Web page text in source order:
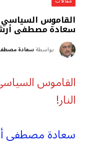
القاموس السياسي
سعادة مصطفى
بواسطةسعادة
القاموس
النار!
سعادة مصطفى